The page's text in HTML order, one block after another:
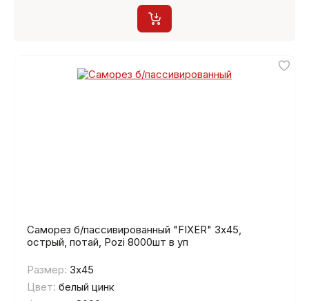
Саморез б/пассивированный "FIXER" 3х45,
острый, потай, Pozi 8000шт в уп
Размер: 3х45
Цвет: белый цинк